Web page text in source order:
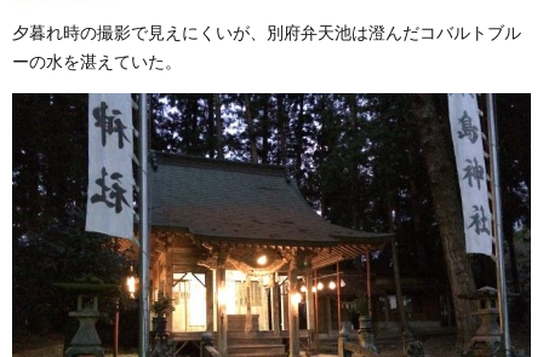
夕暮れ時の撮影で見えにくいが、別府弁天池は澄んだコバルトブル
ーの水を湛えていた。